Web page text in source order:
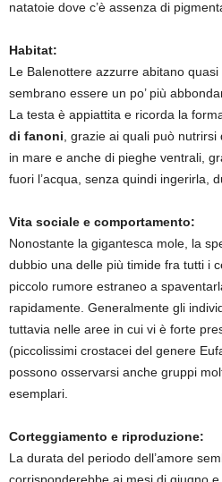
natatoie dove c’è assenza di
Habitat:
Le Balenottere azzurre abitano
sembrano essere un po’ più
La testa è appiattita e ricorda la forma
di fanoni , grazie ai quali può
in mare e anche di pieghe ventrali,
fuori l’acqua, senza quindi ingerirla,
Vita sociale e comportamento:
Nonostante la gigantesca mole, la
dubbio una delle più timide fra tutti i
piccolo rumore estraneo a
rapidamente. Generalmente gli
tuttavia nelle aree in cui vi è forte
(piccolissimi crostacei del genere
possono osservarsi anche gruppi
esemplari.
Corteggiamento e riproduzione:
La durata del periodo dell’amore